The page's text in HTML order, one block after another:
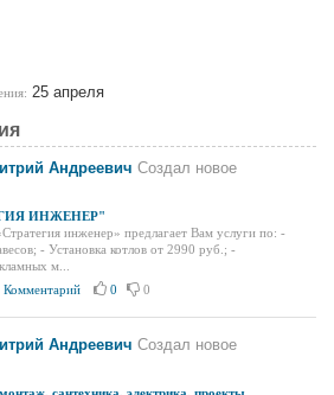
25 апреля
Андреевич Создал новое
ИНЖЕНЕР"
инженер» предлагает Вам услуги по: -
- Установка котлов от 2990 руб.; -
м...
Комментарий 0 0
Андреевич Создал новое